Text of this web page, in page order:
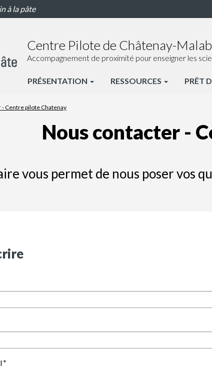
à la pâte
Centre Pilote de Châtenay-
Accompagnement de proximité pour enseigner les
Chatenay
Nav
PRÉSENTATION RESSOURCES PRÊT
Centre pilote Chatenay
Nous contacter -
vous permet de nous poser vos